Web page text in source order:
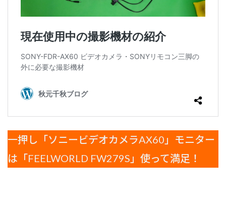
一押し「ソニービデオカメラAX60」モニター
は「FEELWORLD FW279S」使って満足！